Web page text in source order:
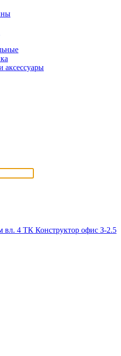
аксессуары
4 ТК Конструктор офис З-2.5